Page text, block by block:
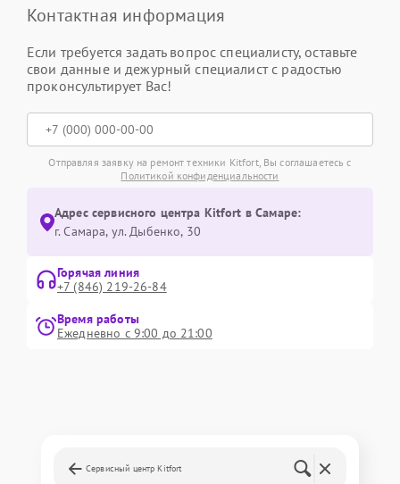
Контактная информация
Если требуется задать вопрос специалисту, оставьте
свои данные и дежурный специалист с радостью
проконсультирует Вас!
Отправляя заявку на ремонт техники Kitfort, Вы соглашаетесь с
Политикой конфиденциальности
Адрес сервисного центра Kitfort в Самаре:
г. Самара, ул. Дыбенко, 30
Горячая линия
+7 (846) 219-26-84
Время работы
Ежедневно с 9:00 до 21:00
Сервисный центр Kitfort